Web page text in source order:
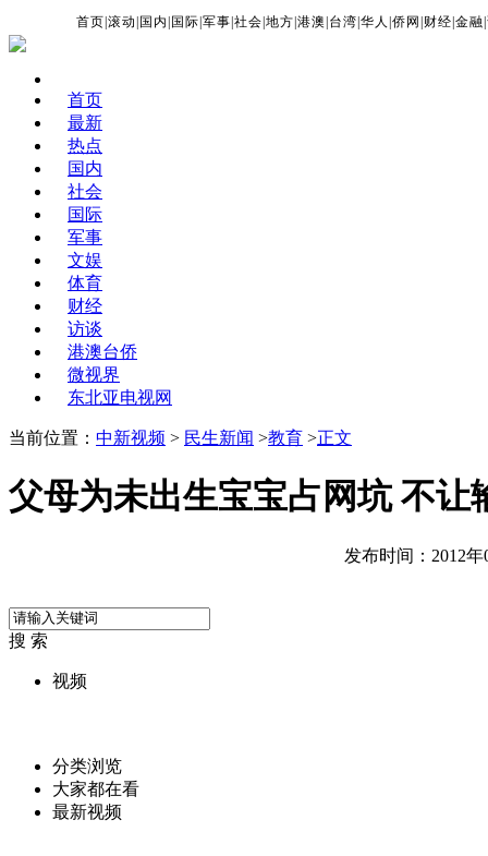
首页 |滚动 国内 国际 |军事 |社会 |地方 |港澳 台湾 |华人 |侨网 财经 |金融 |
首页
最新
热点
国内
社会
国际
军事
文娱
体育
财经
访谈
港澳台侨
微视界
东北亚电视网
当前位置： 中新视频 > 民生新闻 >教育 >正文
父母为未出生宝宝占网坑 不让
发布时间：2012年
搜 索
视频
分类浏览
大家都在看
最新视频